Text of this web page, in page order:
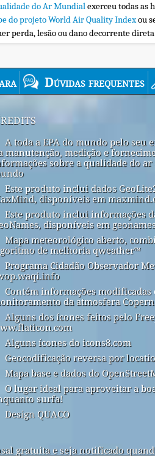
do Ar Mundialexerceu todas as
do projeto World Air Quality Indexou
perda, lesão ou dano decorrente
Dúvidas frequentes
A toda a EPA do mundo pelo seu
manutenção, medição e
sobre a qualidade do ar
Este produto inclui dados
disponíveis em
Este produto inclui informações
disponíveis em
Mapa meteorológico aberto,
de melhoria qweather™
Programa Cidadão Observador
Contém informações modificadas
da atmosfera
Alguns dos ícones feitos pelo
Alguns ícones do icons8.com
Geocodificação reversa por
Mapa base e dados do
O lugar ideal para aproveitar a
surfa!
Design QUACO
gratuita e seja notificado